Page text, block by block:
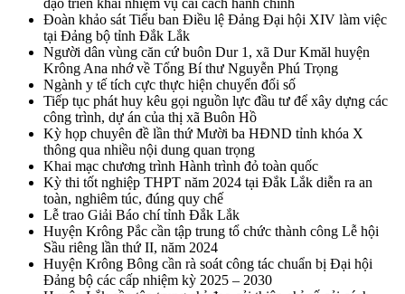
đạo triển khai nhiệm vụ cải cách hành chính
Đoàn khảo sát Tiểu ban Điều lệ Đảng Đại hội XIV làm việc
tại Đảng bộ tỉnh Đắk Lắk
Người dân vùng căn cứ buôn Dur 1, xã Dur Kmăl huyện
Krông Ana nhớ về Tổng Bí thư Nguyễn Phú Trọng
Ngành y tế tích cực thực hiện chuyển đổi số
Tiếp tục phát huy kêu gọi nguồn lực đầu tư để xây dựng các
công trình, dự án của thị xã Buôn Hồ
Kỳ họp chuyên đề lần thứ Mười ba HĐND tỉnh khóa X
thông qua nhiều nội dung quan trọng
Khai mạc chương trình Hành trình đỏ toàn quốc
Kỳ thi tốt nghiệp THPT năm 2024 tại Đắk Lắk diễn ra an
toàn, nghiêm túc, đúng quy chế
Lễ trao Giải Báo chí tỉnh Đắk Lắk
Huyện Krông Pắc cần tập trung tổ chức thành công Lễ hội
Sầu riêng lần thứ II, năm 2024
Huyện Krông Bông cần rà soát công tác chuẩn bị Đại hội
Đảng bộ các cấp nhiệm kỳ 2025 – 2030